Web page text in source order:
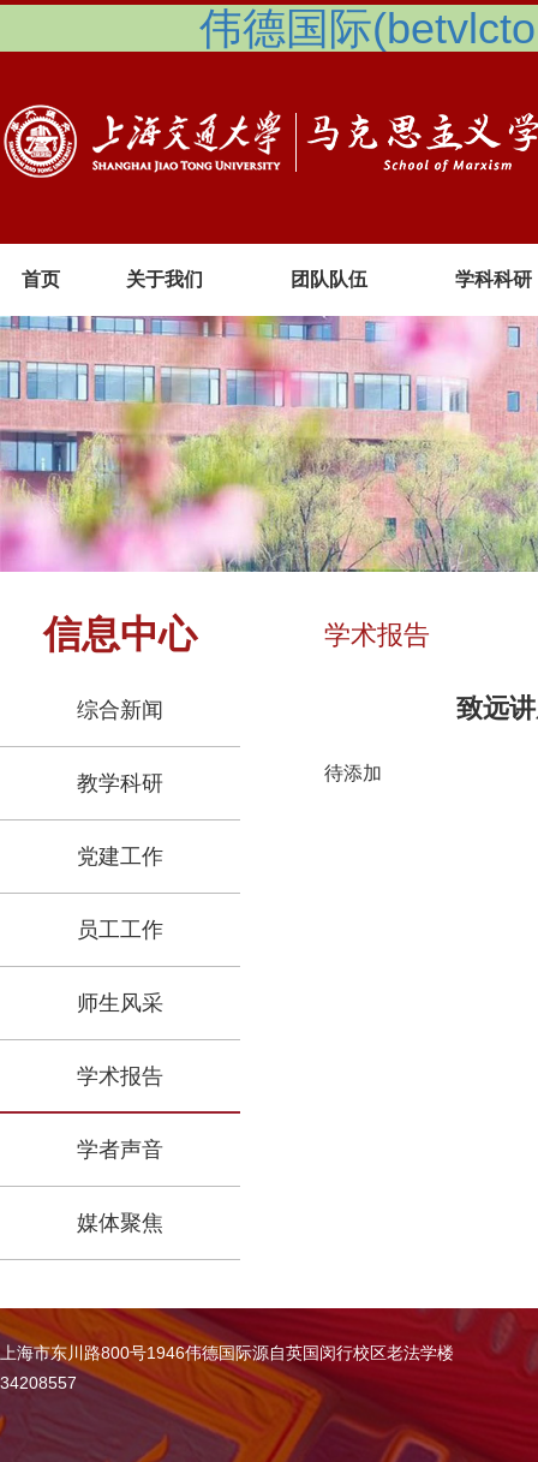
伟德国际
首页 关于我们 团队队伍 学科科研
信息中心
综合新闻
教学科研
党建工作
员工工作
师生风采
学术报告
学者声音
媒体聚焦
学术报告
致远
待添加
上海市东川路800号1946伟德国际源自英国闵行校区老法学楼
34208557